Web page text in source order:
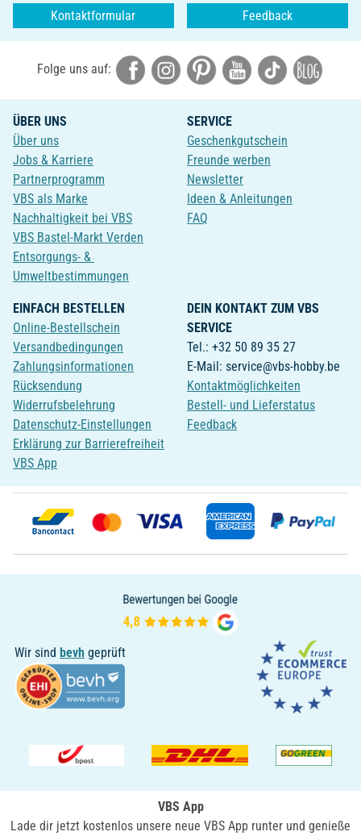
Kontaktformular Feedback
Folge uns auf:
ÜBER UNS
Über uns
Jobs & Karriere
Partnerprogramm
VBS als Marke
Nachhaltigkeit bei VBS
VBS Bastel-Markt Verden
Entsorgungs- &
Umweltbestimmungen
SERVICE
Geschenkgutschein
Freunde werben
Newsletter
Ideen & Anleitungen
FAQ
EINFACH BESTELLEN
Online-Bestellschein
Versandbedingungen
Zahlungsinformationen
Rücksendung
Widerrufsbelehrung
Datenschutz-Einstellungen
Erklärung zur Barrierefreiheit
VBS App
DEIN KONTAKT ZUM VBS
SERVICE
Tel.: +32 50 89 35 27
E-Mail: service@vbs-hobby.be
Kontaktmöglichkeiten
Bestell- und Lieferstatus
Feedback
Wir sind bevh geprüft
VBS App
Lade dir jetzt kostenlos unsere neue VBS App runter und genieße